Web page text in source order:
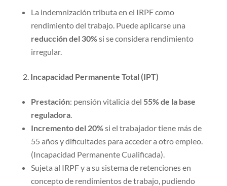
La indemnización tributa en el IRPF como
rendimiento del trabajo. Puede aplicarse una
reducción del 30%si se considera rendimiento
irregular.
Incapacidad Permanente Total (IPT)
Prestación: pensión vitalicia del 55% de la base
reguladora.
Incremento del 20%si el trabajador tiene más de
55 años y dificultades para acceder a otro empleo.
(Incapacidad Permanente Cualificada).
Sujeta al IRPF y a su sistema de retenciones en
concepto de rendimientos de trabajo, pudiendo